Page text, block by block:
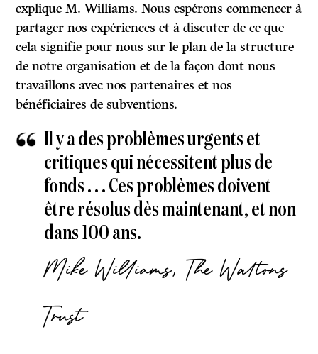
explique M. Williams. Nous espérons commencer à
partager nos expériences et à discuter de ce que
cela signifie pour nous sur le plan de la structure
de notre organisation et de la façon dont nous
travaillons avec nos partenaires et nos
bénéficiaires de subventions.
Il y a des problèmes urgents et
critiques qui nécessitent plus de
fonds . . . Ces problèmes doivent
être résolus dès maintenant, et non
dans 100 ans.
Mike Williams, The Waltons
Trust